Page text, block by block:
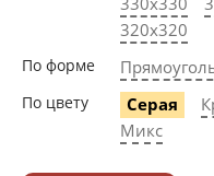
320х320
По форме
По цвету Серая
Микс